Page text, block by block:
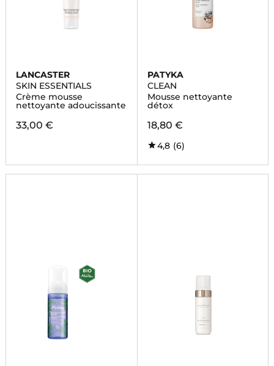
LANCASTER
SKIN ESSENTIALS
Crème mousse
nettoyante adoucissante
33,00 €
PATYKA
CLEAN
Mousse nettoyante
détox
18,80 €
4,8 (6)